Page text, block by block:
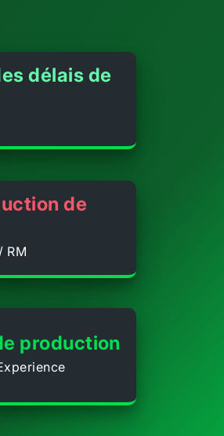
délais de
de
RM
production